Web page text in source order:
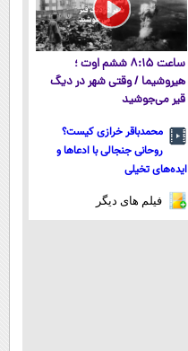
ساعت ۸:۱۵ ششم اوت ؛
هیروشیما / وقتی شهر در دیگ
قیر می‌جوشید
محمدباقر خرازی کیست؟
روحانی جنجالی با ادعاها و
ایده‌های تخیلی
فیلم های دیگر